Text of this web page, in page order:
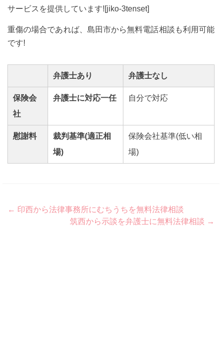
サービスを提供しています![jiko-3tenset]
重傷の場合であれば、島田市から無料電話相談も利用可能
です!
弁護士あり 弁護士なし
保険会
社
弁護士に対応一任 自分で対応
慰謝料
裁判基準(適正相
場)
保険会社基準(低い相
場)
Post
navigation
← 印西から法律事務所にむちうちを無料法律相談
筑西から示談を弁護士に無料法律相談 →